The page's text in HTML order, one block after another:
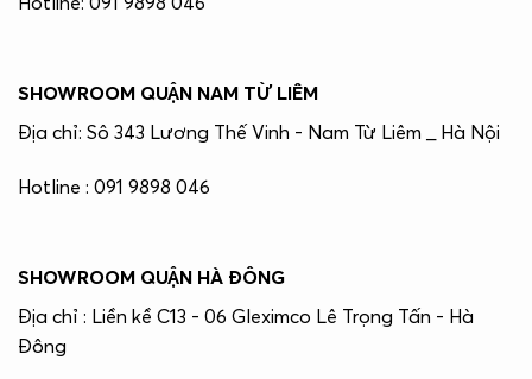
SHOWROOM QUẬN NAM TỪ LIÊM
Địa chỉ: Sô 343 Lương Thế Vinh - Nam Từ Liêm _ Hà Nội
Hotline : 091 9898 046
SHOWROOM QUẬN HÀ ĐÔNG
Địa chỉ : Liền kề C13 - 06 Gleximco Lê Trọng Tấn - Hà
Đông